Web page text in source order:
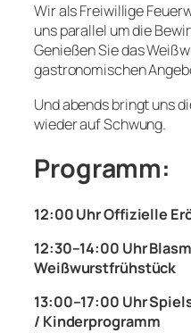
Wir als Freiwillige
uns parallel um die
Genießen Sie das
gastronomischen
Und abends bringt uns
wieder auf Schwung.
Programm:
12:00 Uhr Offizielle
12:30–14:00 Uhr
Weißwurstfrühstück
13:00–17:00 Uhr
/ Kinderprogramm